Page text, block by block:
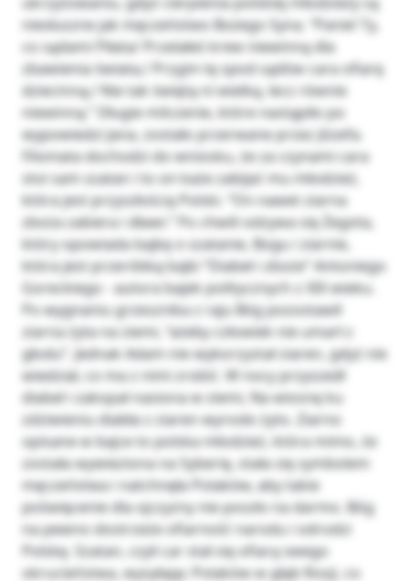
niesłuszne jak męczeństwo Bożego Syna. “Panie! Ty,
co sądami Piłata/ Przelałeś krew niewinną dla
zbawienia świata,/ Przyjm tę spod sądów cara ofiarę
dziecinną,/ Nie tak świętą ni wielką, lecz równie
niewinną.” Długie milczenie, które nastąpiło po
wypowiedzi Jana, zostało przerwane przez Józefa.
Filomata dochodzi do wniosku, że za czynami cara
stoi sam szatan i to on każe zabijać mu młodzież,
która jest przyszłością Polski. “On nawet ziarna
zboża zabiera i dławi.” Po chwili odzywa się Żegota,
który opowiada bajkę o szatanie, Bogu i ziarnie,
która jest przeróbką bajki “Diabeł i zboże” Antoniego
Goreckiego - autora bajek politycznych z XIX wieku.
Po wygnaniu grzesznika z raju Bóg pozostawił
ziarna żyta na ziemi, “ażeby człowiek nie umarł z
głodu”. Jednak Adam nie wykorzystał ziaren, gdyż nie
wiedział, co ma z nimi zrobić. W nocy przyszedł
diabeł i zakopał nasiona w ziemi, Na wiosnę ku
zdziwieniu diabła z ziaren wyrosło żyto. Ziarno
opisane w bajce to polska młodzież, która mimo, że
została wywieziona na Syberię, stała się symbolem
męczeństwa i natchnęła Polaków, aby takie
poświęcenie dla ojczyzny nie poszło na darmo. Bóg
na pewno dostrzeże ofiarność narodu i odrodzi
Polskę. Szatan, czyli car stał się ofiarą swego
okrucieństwa, wysyłając Polaków w głąb Rosji, co